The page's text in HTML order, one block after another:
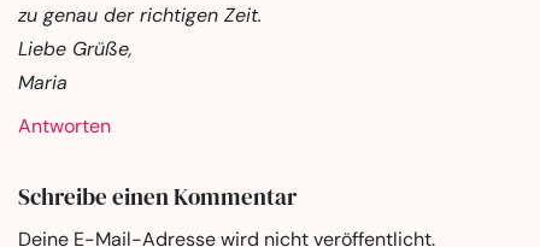
zu genau der richtigen Zeit.
Liebe Grüße,
Maria
Antworten
Schreibe einen Kommentar
Deine E-Mail-Adresse wird nicht veröffentlicht.